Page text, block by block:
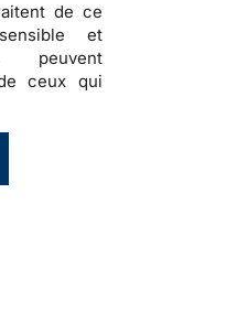
de ce
et
peuvent
ceux qui